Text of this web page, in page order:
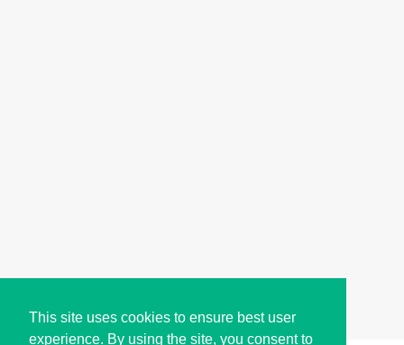
This site uses cookies to ensure best user
experience. By using the site, you consent to